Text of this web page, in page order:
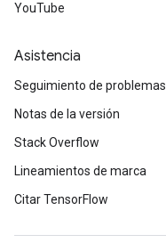
YouTube
Asistencia
Seguimiento de problemas
Notas de la versión
Stack Overflow
Lineamientos de marca
Citar TensorFlow